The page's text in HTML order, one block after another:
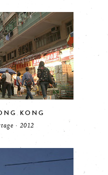
KONG
· 2012